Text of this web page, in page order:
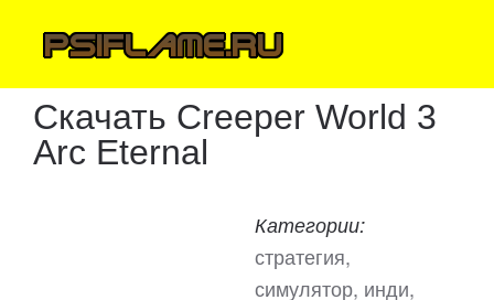
Скачать Creeper World 3
Arc Eternal
Категории:
стратегия,
симулятор, инди,